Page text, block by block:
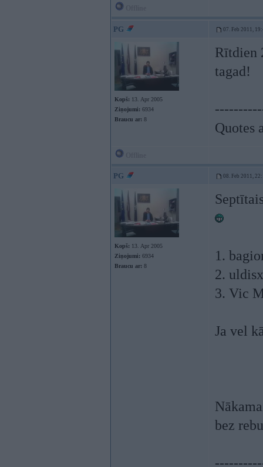
PG 07. Feb 2011,
Kopš: 13. Apr 2005
Ziņojumi: 6934
Braucu ar: 8
Rītdien
tagad!
Quotes
PG 08. Feb 2011,
Kopš: 13. Apr 2005
Ziņojumi: 6934
Braucu ar: 8
1.
2.
3. Vic
Ja vel
bez